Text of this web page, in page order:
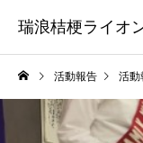
瑞浪桔梗ライオ
活動報告 活動